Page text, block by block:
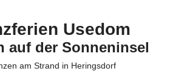
Usedom
auf der Sonneninsel
am Strand in Heringsdorf